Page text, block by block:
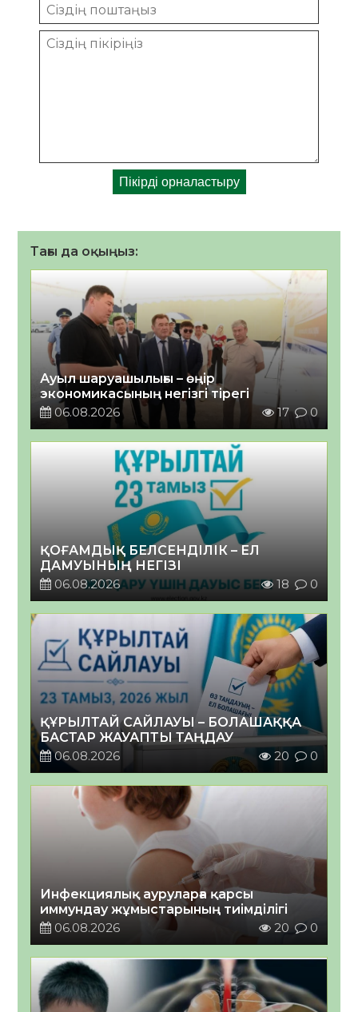
Тағы да оқыңыз:
Ауыл шаруашылығы – өңір
экономикасының негізгі тірегі
06.08.2026
17 0
ҚОҒАМДЫҚ БЕЛСЕНДІЛІК – ЕЛ
ДАМУЫНЫҢ НЕГІЗІ
06.08.2026
18 0
ҚҰРЫЛТАЙ САЙЛАУЫ – БОЛАШАҚҚА
БАСТАР ЖАУАПТЫ ТАҢДАУ
06.08.2026
20 0
Инфекциялық ауруларға қарсы
иммундау жұмыстарының тиімділігі
06.08.2026
20 0